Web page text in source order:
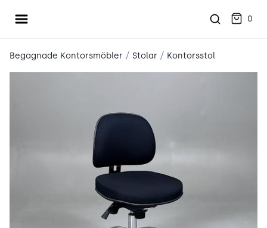
Öppna meny 0
Begagnade Kontorsmöbler / Stolar / Kontorsstol